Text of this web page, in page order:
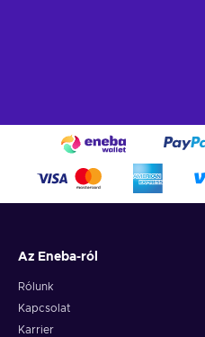
Az Eneba-ról
Rólunk
Kapcsolat
Karrier